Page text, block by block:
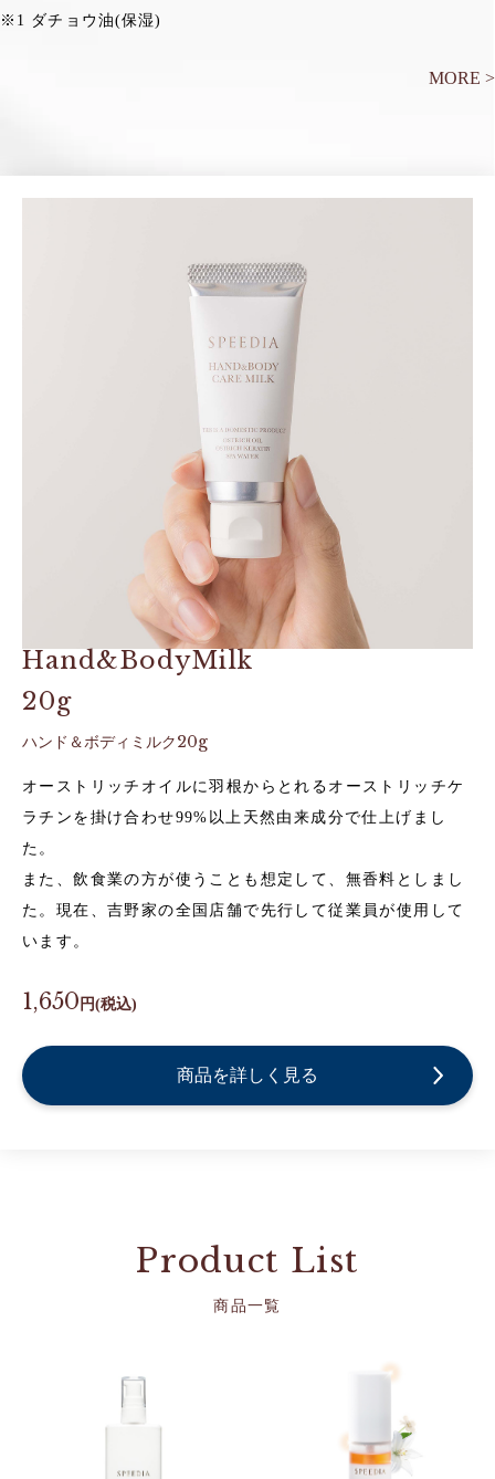
※1 ダチョウ油(保湿)
MORE >
Hand&BodyMilk
20g
ハンド＆ボディミルク20g
オーストリッチオイルに羽根からとれるオーストリッチケ
ラチンを掛け合わせ99%以上天然由来成分で仕上げまし
た。
また、飲食業の方が使うことも想定して、無香料としまし
た。 現在、吉野家の全国店舗で先行して従業員が使用して
います。
1,650 円(税込)
商品を詳しく見る
Product List
商品一覧